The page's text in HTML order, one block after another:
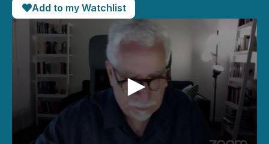
Add to my Watchlist